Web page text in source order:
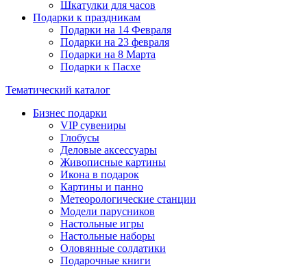
Шкатулки для часов
Подарки к праздникам
Подарки на 14 Февраля
Подарки на 23 февраля
Подарки на 8 Марта
Подарки к Пасхе
Тематический каталог
Бизнес подарки
VIP сувениры
Глобусы
Деловые аксессуары
Живописные картины
Икона в подарок
Картины и панно
Метеорологические станции
Модели парусников
Настольные игры
Настольные наборы
Оловянные солдатики
Подарочные книги